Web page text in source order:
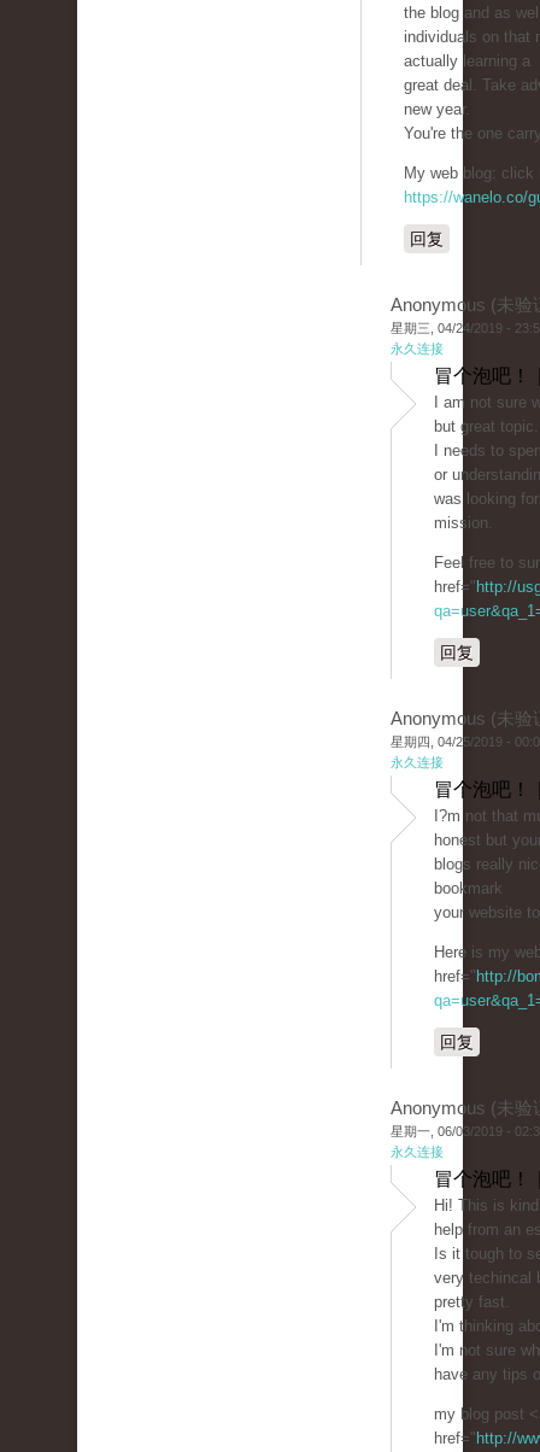
the blog and as
individuals on that
actually learning a
great deal. Take
new year.
You're the one
My web blog: click
https://wanelo.co/
回复
Anonymous (未验
星期三, 04/24/2019 -
永久连接
冒个泡吧！
I am not sure
but great topic.
I needs to
or
was looking
mission.
Feel free to
href=" http://
回复
Anonymous (未验
星期四, 04/25/2019 -
永久连接
冒个泡吧！
I?m not that
honest but
blogs really
bookmark
your website
Here is my
href=" http://
回复
Anonymous (未验
星期一, 06/03/2019 -
永久连接
冒个泡吧！
Hi! This is
help from an
Is it tough to
very techincal
pretty fast.
I'm thinking
I'm not sure
have any tips
my blog post
href=" http://